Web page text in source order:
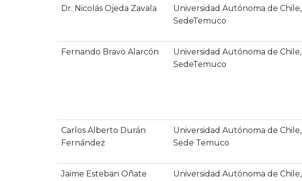
Dr. Nicolás Ojeda Zavala
Universidad Autónoma de Chile,
SedeTemuco
Fernando Bravo Alarcón
Universidad Autónoma de Chile,
SedeTemuco
Carlos Alberto Durán
Fernández
Universidad Autónoma de Chile,
Sede Temuco
Jaime Esteban Oñate
Universidad Autónoma de Chile,